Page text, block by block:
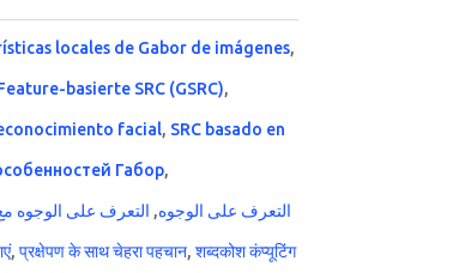
locales de Gabor de imágenes,
basierte SRC (GSRC),
facial, SRC basado en
Габор,
التعرف على الوجوه, التعرف على الوجوه
,प्रक्षेपण के साथ चेहरा पहचान,शब्दकोश कंप्यूटिंग